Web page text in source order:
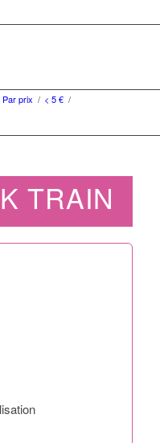
Par prix / < 5 € /
TRAIN